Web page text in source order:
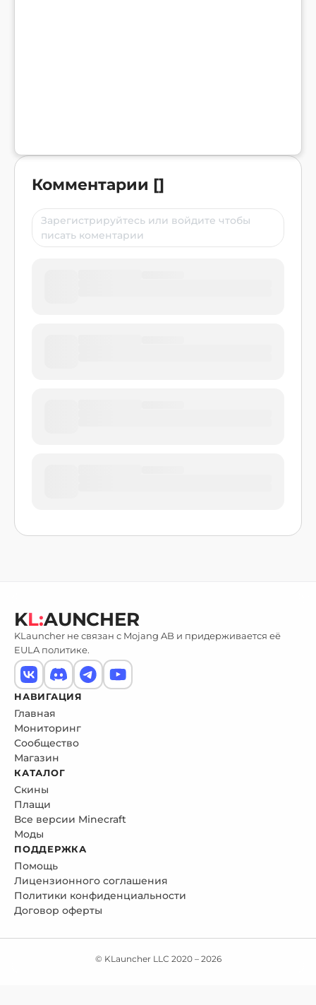
Комментарии []
KL:AUNCHER
KLauncher не связан с Mojang AB и придерживается её
EULA политике.
НАВИГАЦИЯ
Главная
Мониторинг
Сообщество
Магазин
КАТАЛОГ
Скины
Плащи
Все версии Minecraft
Моды
ПОДДЕРЖКА
Помощь
Лицензионного соглашения
Политики конфиденциальности
Договор оферты
© KLauncher LLC 2020 – 2026